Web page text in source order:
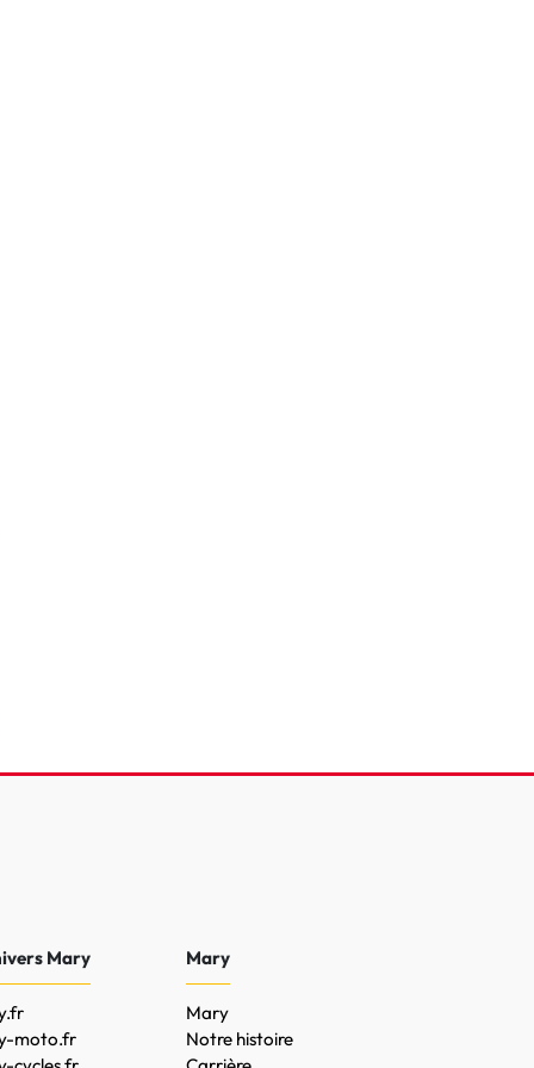
i30
1.6 CRDi 136 DCT-7
€
Mary
moto.fr
Mary
Mary
Notre histoire